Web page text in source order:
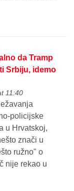
da Tramp
Srbiju, idemo
11:40
policijske
u Hrvatskoj,
znači u
ružno" o
nije rekao u